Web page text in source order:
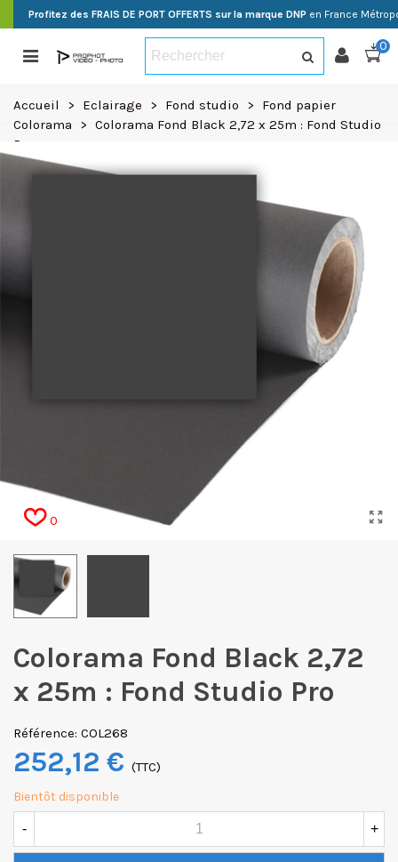
Profitez des FRAIS DE PORT OFFERTS sur la marque DNP en France
0
Accueil > Eclairage > Fond studio >
Fond papier
Colorama
> Colorama Fond Black 2,72 x 25m : Fond Studio
Pro
0
Colorama Fond Black 2,72
x 25m : Fond Studio Pro
Référence: COL268
252,12 € (TTC)
Bientôt disponible
- +